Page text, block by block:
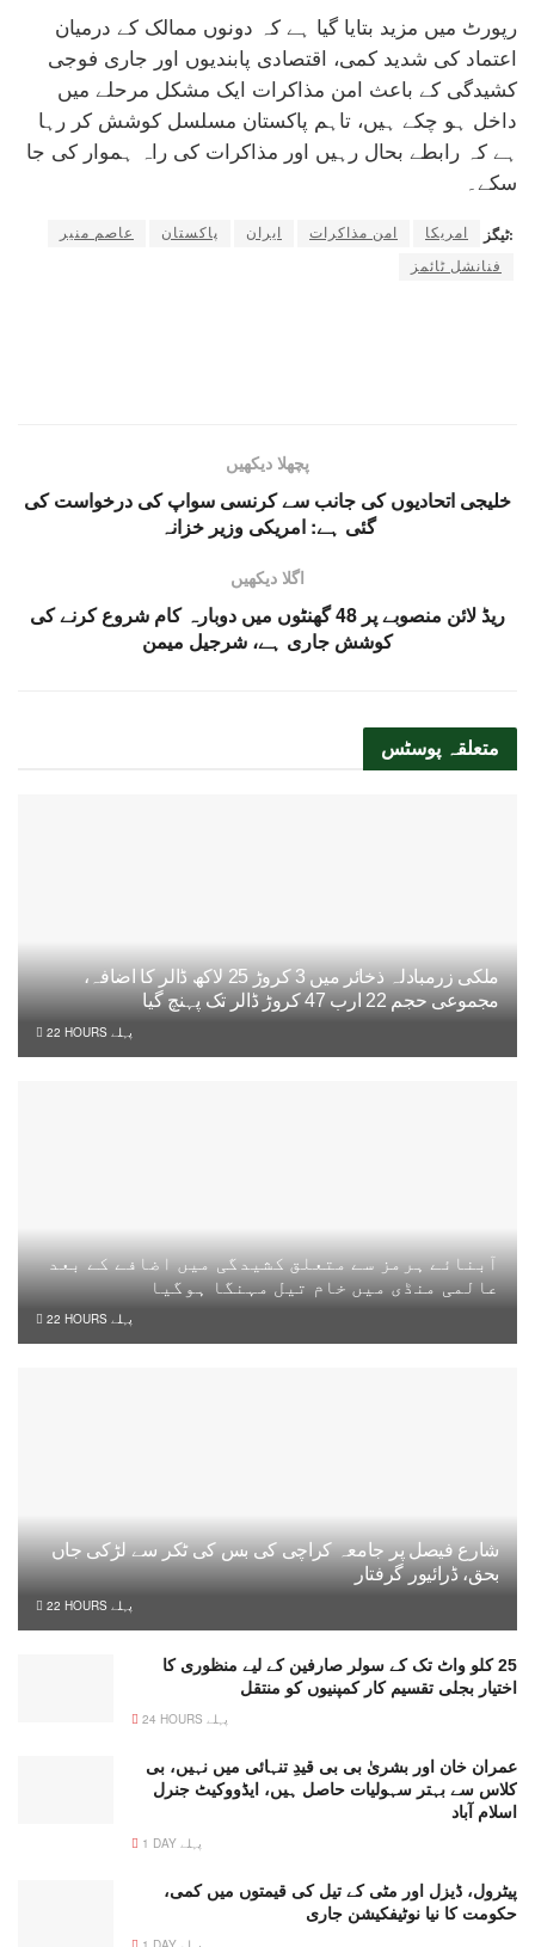
رپورٹ میں مزید بتایا گیا ہے کہ دونوں ممالک کے درمیان
اعتماد کی شدید کمی، اقتصادی پابندیوں اور جاری فوجی
کشیدگی کے باعث امن مذاکرات ایک مشکل مرحلے میں
داخل ہو چکے ہیں، تاہم پاکستان مسلسل کوشش کر رہا
ہے کہ رابطے بحال رہیں اور مذاکرات کی راہ ہموار کی جا
سکے۔
ٹیگز: امریکا امن مذاکرات ایران پاکستان
عاصم منیر
فنانشل ٹائمز
پچھلا دیکھیں
خلیجی اتحادیوں کی جانب سے کرنسی سواپ کی درخواست کی
گئی ہے: امریکی وزیر خزانہ
اگلا دیکھیں
ریڈ لائن منصوبے پر 48 گھنٹوں میں دوبارہ کام شروع کرنے کی
کوشش جاری ہے، شرجیل میمن
متعلقہ پوسٹس
ملکی زرمبادلہ ذخائر میں 3 کروڑ 25 لاکھ ڈالر کا اضافہ،
مجموعی حجم 22 ارب 47 کروڑ ڈالر تک پہنچ گیا
22 HOURS پہلے
آبنائے ہرمز سے متعلق کشیدگی میں اضافے کے بعد
عالمی منڈی میں خام تیل مہنگا ہوگیا
22 HOURS پہلے
شارع فیصل پر جامعہ کراچی کی بس کی ٹکر سے لڑکی جاں
بحق، ڈرائیور گرفتار
22 HOURS پہلے
25 کلو واٹ تک کے سولر صارفین کے لیے منظوری کا
اختیار بجلی تقسیم کار کمپنیوں کو منتقل
24 HOURS پہلے
عمران خان اور بشریٰ بی بی قیدِ تنہائی میں نہیں، بی
کلاس سے بہتر سہولیات حاصل ہیں، ایڈووکیٹ جنرل
اسلام آباد
1 DAY پہلے
پیٹرول، ڈیزل اور مٹی کے تیل کی قیمتوں میں کمی،
حکومت کا نیا نوٹیفکیشن جاری